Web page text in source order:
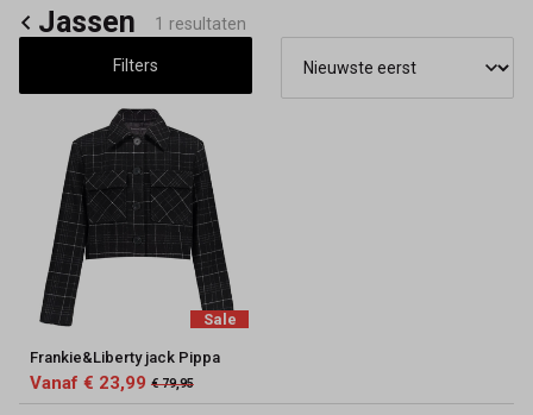
Keez&Co
Jassen 1 resultaten
Filters
Sale
Frankie&Liberty jack Pippa
Vanaf € 23,99 € 79,95